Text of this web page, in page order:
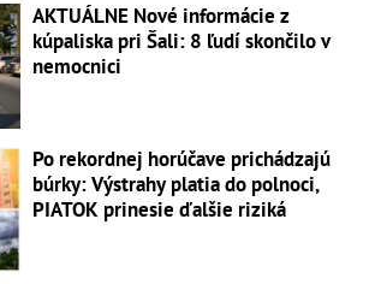
AKTUÁLNE Nové informácie z
kúpaliska pri Šali: 8 ľudí skončilo v
nemocnici
Po rekordnej horúčave prichádzajú
búrky: Výstrahy platia do polnoci,
PIATOK prinesie ďalšie riziká